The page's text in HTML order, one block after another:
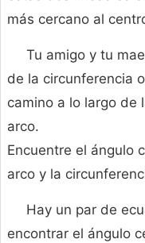
más cercano al
Tu amigo y tu
de la circunferencia
camino a lo largo de
arco.
Encuentre el ángulo
arco y la
Hay un par de
encontrar el ángulo